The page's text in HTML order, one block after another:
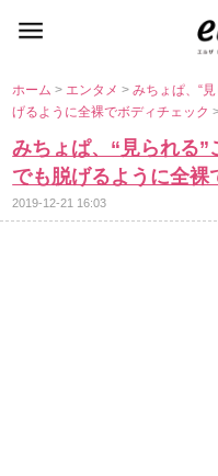
ホーム> エンタメ>みちょぱ、“
げるように全裸でボディチェック
みちょぱ、“見られる
でも脱げるように全裸
2019-12-21 16:03